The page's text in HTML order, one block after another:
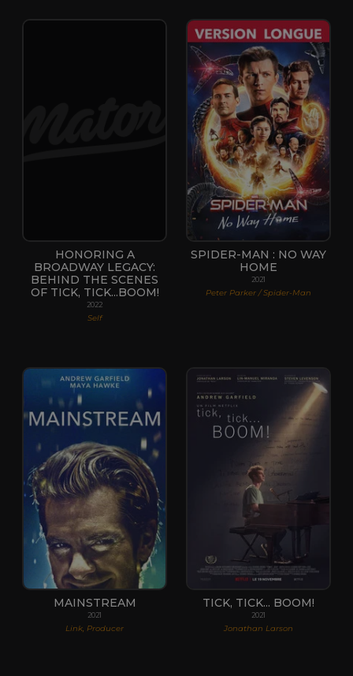
HONORING A
BROADWAY LEGACY:
BEHIND THE SCENES
OF TICK, TICK...BOOM!
2022
Self
SPIDER-MAN : NO WAY
HOME
2021
Peter Parker / Spider-Man
MAINSTREAM
2021
Link, Producer
TICK, TICK... BOOM!
2021
Jonathan Larson